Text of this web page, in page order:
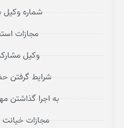
شماره وکیل
مجازات
وکیل
شرایط گرفتن
به اجرا گذاشتن
مجازات